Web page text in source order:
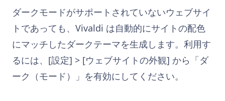
ダークモードがサポートされていないウェブサイ
トであっても、Vivaldi は自動的にサイトの配色
にマッチしたダークテーマを生成します。利用す
るには、[設定] > [ウェブサイトの外観] から「ダ
ーク（モード）」を有効にしてください。